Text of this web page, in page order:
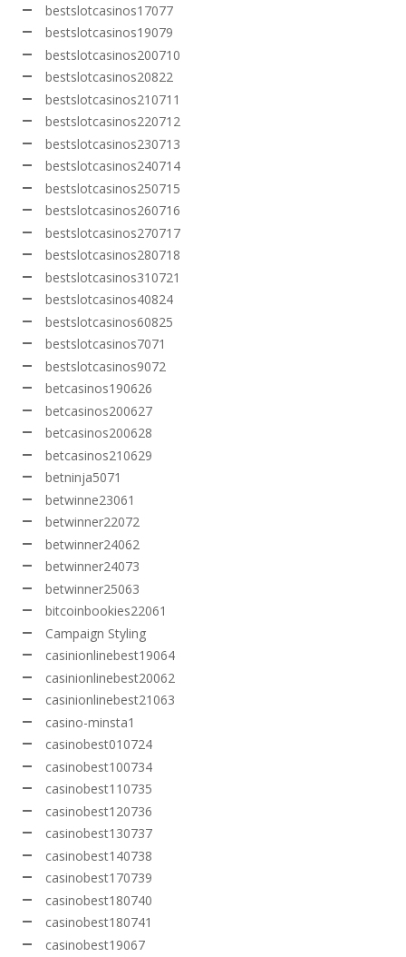
bestslotcasinos17077
bestslotcasinos19079
bestslotcasinos200710
bestslotcasinos20822
bestslotcasinos210711
bestslotcasinos220712
bestslotcasinos230713
bestslotcasinos240714
bestslotcasinos250715
bestslotcasinos260716
bestslotcasinos270717
bestslotcasinos280718
bestslotcasinos310721
bestslotcasinos40824
bestslotcasinos60825
bestslotcasinos7071
bestslotcasinos9072
betcasinos190626
betcasinos200627
betcasinos200628
betcasinos210629
betninja5071
betwinne23061
betwinner22072
betwinner24062
betwinner24073
betwinner25063
bitcoinbookies22061
Campaign Styling
casinionlinebest19064
casinionlinebest20062
casinionlinebest21063
casino-minsta1
casinobest010724
casinobest100734
casinobest110735
casinobest120736
casinobest130737
casinobest140738
casinobest170739
casinobest180740
casinobest180741
casinobest19067